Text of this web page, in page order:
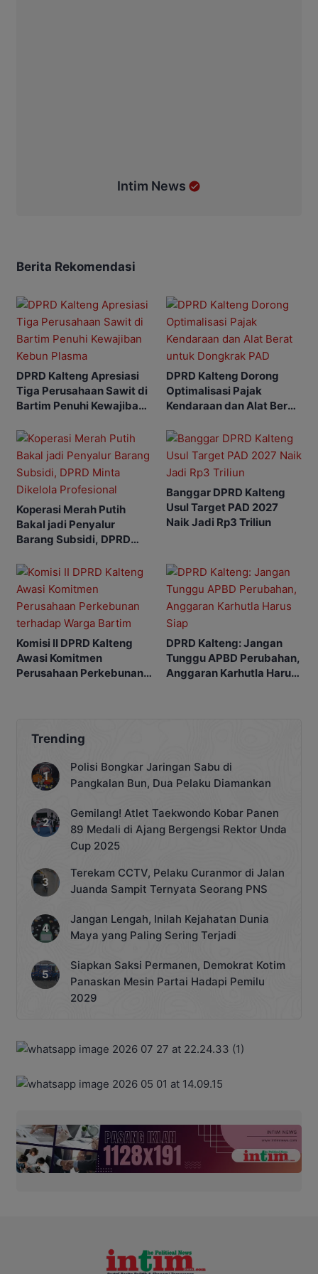
Intim News
Berita Rekomendasi
DPRD Kalteng Apresiasi
Tiga Perusahaan Sawit di
Bartim Penuhi Kewajiban
DPRD Kalteng Dorong
Optimalisasi Pajak
Kendaraan dan Alat Berat
Koperasi Merah Putih
Bakal jadi Penyalur
Barang Subsidi, DPRD
Banggar DPRD Kalteng
Usul Target PAD 2027
Naik Jadi Rp3 Triliun
Komisi II DPRD Kalteng
Awasi Komitmen
Perusahaan Perkebunan
DPRD Kalteng: Jangan
Tunggu APBD Perubahan,
Anggaran Karhutla Harus
Trending
Polisi Bongkar Jaringan Sabu di
Pangkalan Bun, Dua Pelaku Diamankan
Gemilang! Atlet Taekwondo Kobar Panen
89 Medali di Ajang Bergengsi Rektor Unda
Cup 2025
Terekam CCTV, Pelaku Curanmor di Jalan
Juanda Sampit Ternyata Seorang PNS
Jangan Lengah, Inilah Kejahatan Dunia
Maya yang Paling Sering Terjadi
Siapkan Saksi Permanen, Demokrat Kotim
Panaskan Mesin Partai Hadapi Pemilu
2029